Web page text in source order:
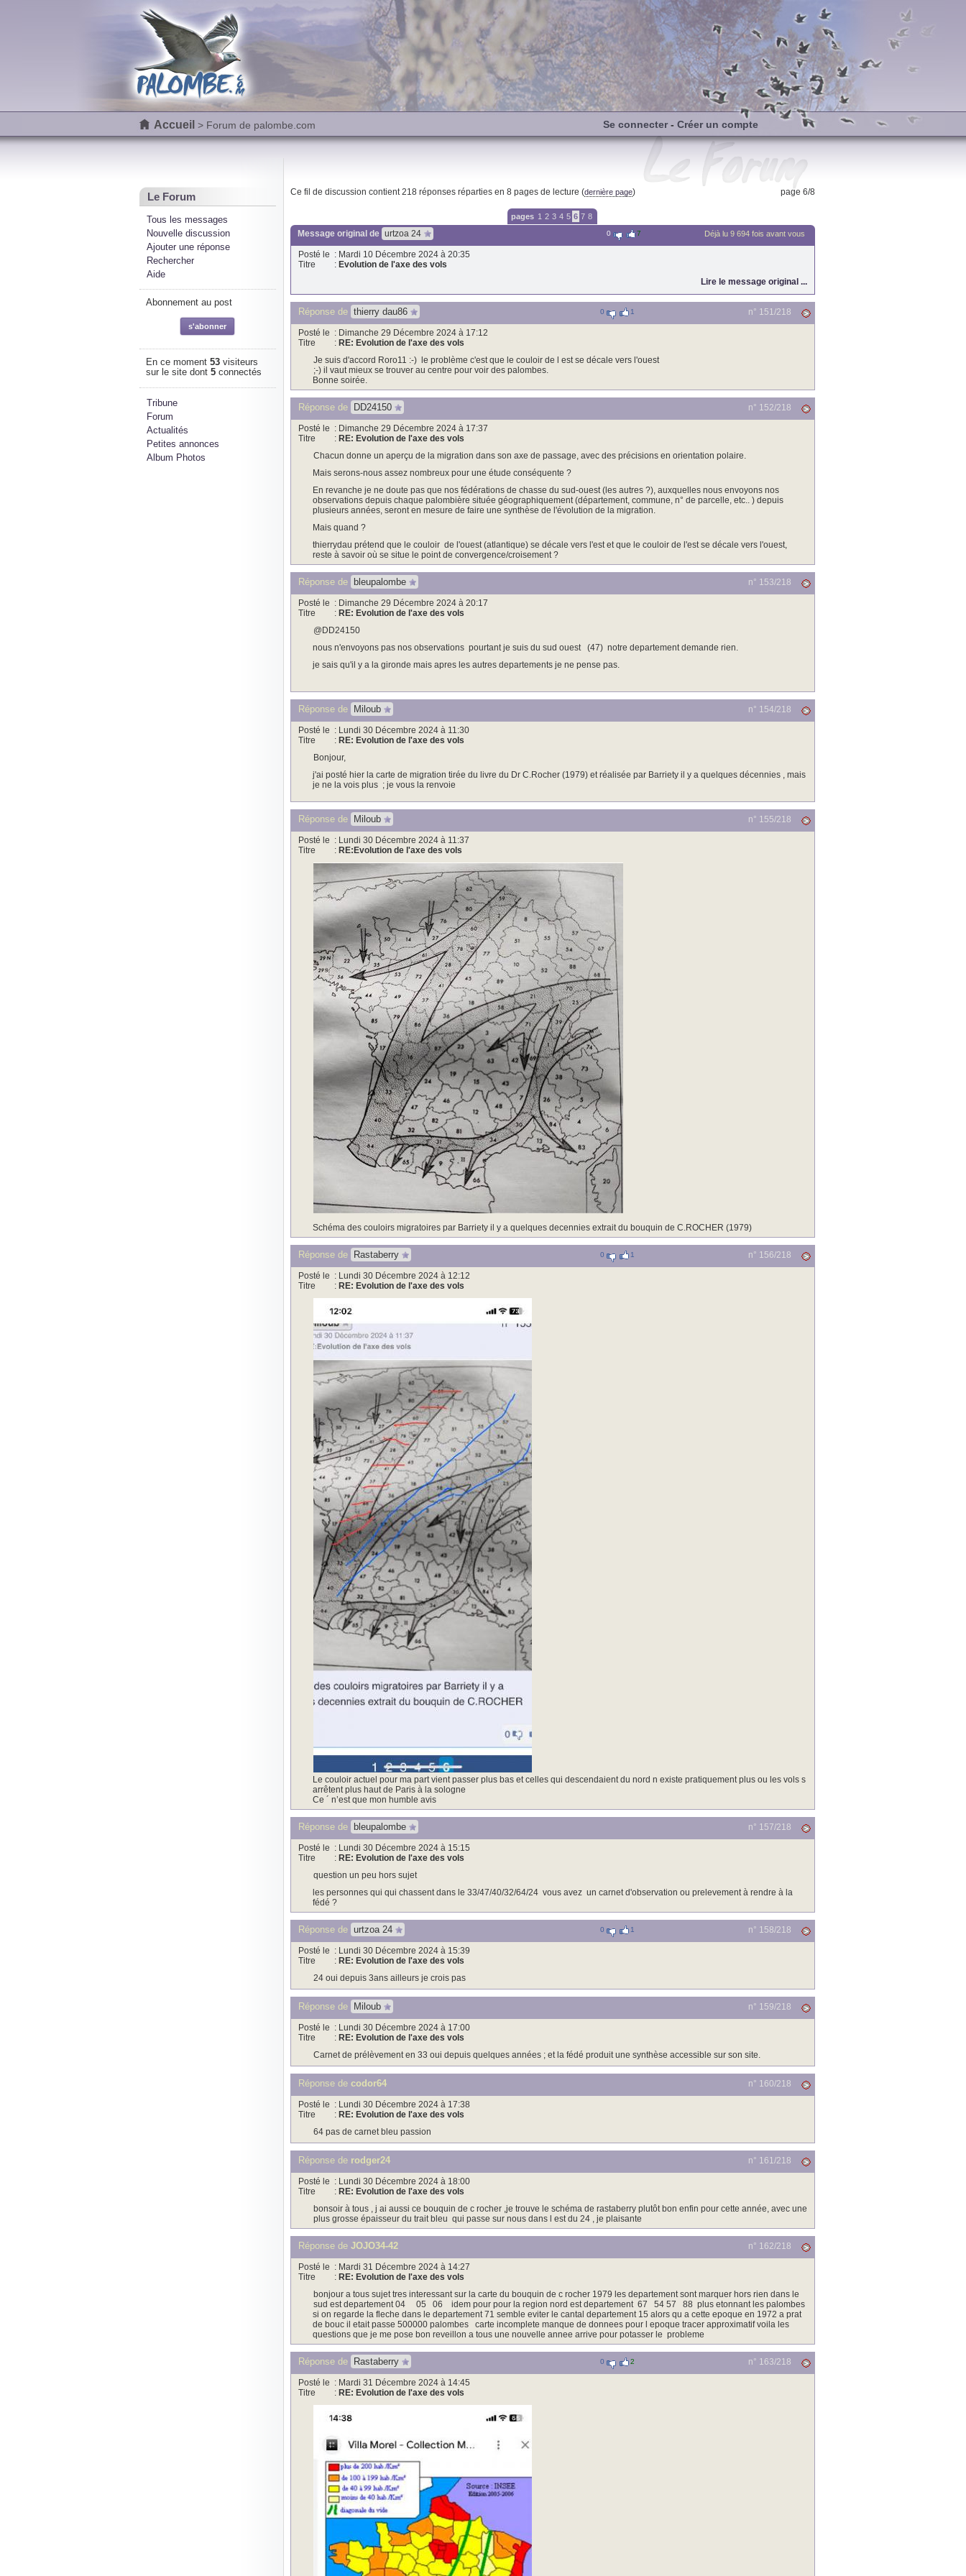
Accueil > Forum de palombe.com Se connecter- Créer un compte
Le Forum
Tous les messages
Nouvelle discussion
Ajouter une réponse
Rechercher
Aide
Abonnement au post
En ce moment 53visiteurs
sur le site dont 5connectés
Tribune
Forum
Actualités
Petites annonces
Album Photos
page 6/8
Ce fil de discussion contient218réponses réparties en 8 pages de lecture (dernière page)
pages 1 2 3 4 5 6 7 8
Message original de urtzoa 24 0 7 Déjà lu 9 694 fois avant vous
Posté le : Mardi 10 Décembre 2024 à 20:35
Titre
: Evolution de l'axe des vols
Lire le message original ...
Réponse de thierry dau86 0 1 n° 151/218
Posté le : Dimanche 29 Décembre 2024 à 17:12
Titre
: RE: Evolution de l'axe des vols
Je suis d'accord Roro11 :-) le problème c'est que le couloir de l est se décale vers l'ouest
;-) il vaut mieux se trouver au centre pour voir des palombes.
Bonne soirée.
Réponse de DD24150 n° 152/218
Posté le : Dimanche 29 Décembre 2024 à 17:37
Titre
: RE: Evolution de l'axe des vols
Chacun donne un aperçu de la migration dans son axe de passage, avec des précisions en orientation polaire.
Mais serons-nous assez nombreux pour une étude conséquente ?
En revanche je ne doute pas que nos fédérations de chasse du sud-ouest (les autres ?), auxquelles nous envoyons nos
observations depuis chaque palombière située géographiquement (département, commune, n° de parcelle, etc.. ) depuis
plusieurs années, seront en mesure de faire une synthèse de l'évolution de la migration.
Mais quand ?
thierrydau prétend que le couloir de l'ouest (atlantique) se décale vers l'est et que le couloir de l'est se décale vers l'ouest,
reste à savoir où se situe le point de convergence/croisement ?
Réponse de bleupalombe n° 153/218
Posté le : Dimanche 29 Décembre 2024 à 20:17
Titre
: RE: Evolution de l'axe des vols
@DD24150
nous n'envoyons pas nos observations pourtant je suis du sud ouest (47) notre departement demande rien.
je sais qu'il y a la gironde mais apres les autres departements je ne pense pas.
Réponse de Miloub n° 154/218
Posté le : Lundi 30 Décembre 2024 à 11:30
Titre
: RE: Evolution de l'axe des vols
Bonjour,
j'ai posté hier la carte de migration tirée du livre du Dr C.Rocher (1979) et réalisée par Barriety il y a quelques décennies , mais
je ne la vois plus ; je vous la renvoie
Réponse de Miloub n° 155/218
Posté le : Lundi 30 Décembre 2024 à 11:37
Titre
: RE:Evolution de l'axe des vols
Schéma des couloirs migratoires par Barriety il y a quelques decennies extrait du bouquin de C.ROCHER (1979)
Réponse de Rastaberry 0 1 n° 156/218
Posté le : Lundi 30 Décembre 2024 à 12:12
Titre
: RE: Evolution de l'axe des vols
Le couloir actuel pour ma part vient passer plus bas et celles qui descendaient du nord n existe pratiquement plus ou les vols s
arrêtent plus haut de Paris à la sologne
Ce ´ n’est que mon humble avis
Réponse de bleupalombe n° 157/218
Posté le : Lundi 30 Décembre 2024 à 15:15
Titre
: RE: Evolution de l'axe des vols
question un peu hors sujet
les personnes qui qui chassent dans le 33/47/40/32/64/24 vous avez un carnet d'observation ou prelevement à rendre à la
fédé ?
Réponse de urtzoa 24 0 1 n° 158/218
Posté le : Lundi 30 Décembre 2024 à 15:39
Titre
: RE: Evolution de l'axe des vols
24 oui depuis 3ans ailleurs je crois pas
Réponse de Miloub n° 159/218
Posté le : Lundi 30 Décembre 2024 à 17:00
Titre
: RE: Evolution de l'axe des vols
Carnet de prélèvement en 33 oui depuis quelques années ; et la fédé produit une synthèse accessible sur son site.
Réponse de codor64 n° 160/218
Posté le : Lundi 30 Décembre 2024 à 17:38
Titre
: RE: Evolution de l'axe des vols
64 pas de carnet bleu passion
Réponse de rodger24 n° 161/218
Posté le : Lundi 30 Décembre 2024 à 18:00
Titre
: RE: Evolution de l'axe des vols
bonsoir à tous , j ai aussi ce bouquin de c rocher ,je trouve le schéma de rastaberry plutôt bon enfin pour cette année, avec une
plus grosse épaisseur du trait bleu qui passe sur nous dans l est du 24 , je plaisante
Réponse de JOJO34-42 n° 162/218
Posté le : Mardi 31 Décembre 2024 à 14:27
Titre
: RE: Evolution de l'axe des vols
bonjour a tous sujet tres interessant sur la carte du bouquin de c rocher 1979 les departement sont marquer hors rien dans le
sud est departement 04 05 06 idem pour pour la region nord est departement 67 54 57 88 plus etonnant les palombes
si on regarde la fleche dans le departement 71 semble eviter le cantal departement 15 alors qu a cette epoque en 1972 a prat
de bouc il etait passe 500000 palombes carte incomplete manque de donnees pour l epoque tracer approximatif voila les
questions que je me pose bon reveillon a tous une nouvelle annee arrive pour potasser le probleme
Réponse de Rastaberry 0 2 n° 163/218
Posté le : Mardi 31 Décembre 2024 à 14:45
Titre
: RE: Evolution de l'axe des vols